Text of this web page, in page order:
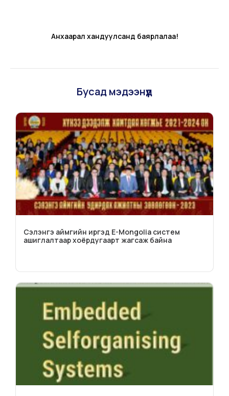
Анхаарал хандуулсанд баярлалаа!
Бусад мэдээнүүд
Сэлэнгэ аймгийн иргэд E-Mongolia систем
ашиглалтаар хоёрдугаарт жагсаж байна